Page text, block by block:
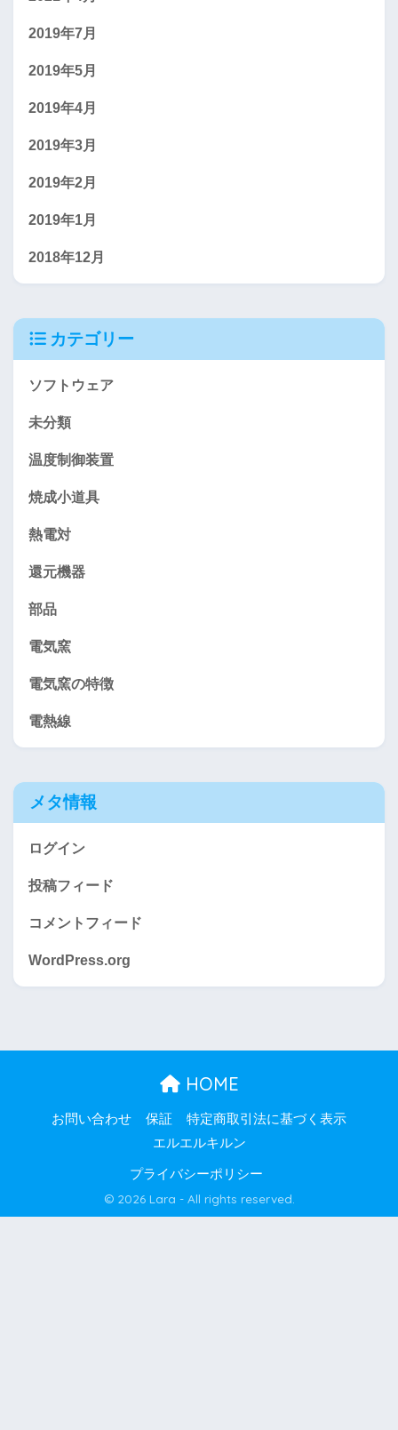
2019年7月
2019年5月
2019年4月
2019年3月
2019年2月
2019年1月
2018年12月
カテゴリー
ソフトウェア
未分類
温度制御装置
焼成小道具
熱電対
還元機器
部品
電気窯
電気窯の特徴
電熱線
メタ情報
ログイン
投稿フィード
コメントフィード
WordPress.org
HOME
お問い合わせ 保証
特定商取引法に基づく表示
エルエルキルン
プライバシーポリシー
© 2026 Lara - All rights reserved.